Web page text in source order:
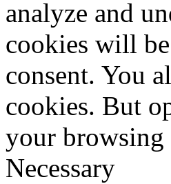
analyze and
cookies will
consent. You
cookies. But
your browsing
Necessary